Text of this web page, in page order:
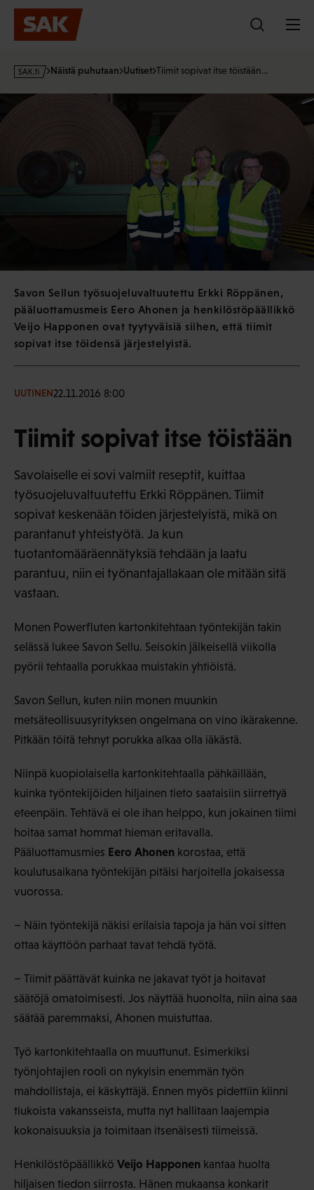
Hyppää
sisältöön
s
Näistä puhutaan Uutiset Tiimit sopivat itse töistään…
Savon Sellun työsuojeluvaltuutettu Erkki Röppänen,
pääluottamusmeis Eero Ahonen ja henkilöstöpäällikkö
Veijo Happonen ovat tyytyväisiä siihen, että tiimit
sopivat itse töidensä järjestelyistä.
UUTINEN22.11.2016 8:00
Tiimit sopivat itse töistään
Savolaiselle ei sovi valmiit reseptit, kuittaa
työsuojeluvaltuutettu Erkki Röppänen. Tiimit
sopivat keskenään töiden järjestelyistä, mikä on
parantanut yhteistyötä. Ja kun
tuotantomääräennätyksiä tehdään ja laatu
parantuu, niin ei työnantajallakaan ole mitään sitä
vastaan.
Monen Powerfluten kartonkitehtaan työntekijän takin
selässä lukee Savon Sellu. Seisokin jälkeisellä viikolla
pyörii tehtaalla porukkaa muistakin yhtiöistä.
Savon Sellun, kuten niin monen muunkin
metsäteollisuusyrityksen ongelmana on vino ikärakenne.
Pitkään töitä tehnyt porukka alkaa olla iäkästä.
Niinpä kuopiolaisella kartonkitehtaalla pähkäillään,
kuinka työntekijöiden hiljainen tieto saataisiin siirrettyä
eteenpäin. Tehtävä ei ole ihan helppo, kun jokainen tiimi
hoitaa samat hommat hieman eritavalla.
Pääluottamusmies Eero Ahonen korostaa, että
koulutusaikana työntekijän pitäisi harjoitella jokaisessa
vuorossa.
− Näin työntekijä näkisi erilaisia tapoja ja hän voi sitten
ottaa käyttöön parhaat tavat tehdä työtä.
− Tiimit päättävät kuinka ne jakavat työt ja hoitavat
säätöjä omatoimisesti. Jos näyttää huonolta, niin aina saa
säätää paremmaksi, Ahonen muistuttaa.
Työ kartonkitehtaalla on muuttunut. Esimerkiksi
työnjohtajien rooli on nykyisin enemmän työn
mahdollistaja, ei käskyttäjä. Ennen myös pidettiin kiinni
tiukoista vakansseista, mutta nyt hallitaan laajempia
kokonaisuuksia ja toimitaan itsenäisesti tiimeissä.
Henkilöstöpäällikkö Veijo Happonen kantaa huolta
hiljaisen tiedon siirrosta. Hänen mukaansa konkarit